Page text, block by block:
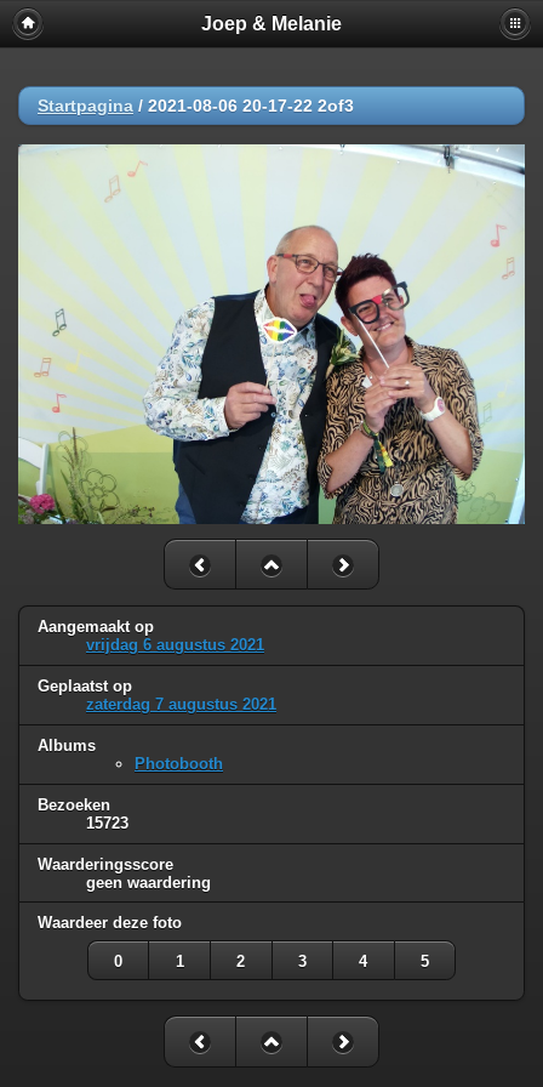
Joep & Melanie
Startpagina / 2021-08-06 20-17-22 2of3
Aangemaakt op
vrijdag 6 augustus 2021
Geplaatst op
zaterdag 7 augustus 2021
Albums
Photobooth
Bezoeken
15723
Waarderingsscore
geen waardering
Waardeer deze foto
0 1 2 3 4 5